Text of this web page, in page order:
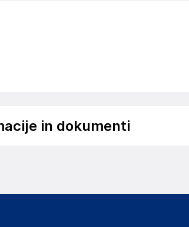
in dokumenti